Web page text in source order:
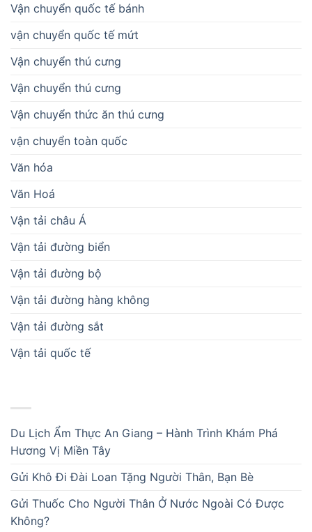
Vận chuyển quốc tế bánh
vận chuyển quốc tế mứt
Vận chuyển thú cưng
Vận chuyển thú cưng
Vận chuyển thức ăn thú cưng
vận chuyển toàn quốc
Văn hóa
Văn Hoá
Vận tải châu Á
Vận tải đường biển
Vận tải đường bộ
Vận tải đường hàng không
Vận tải đường sắt
Vận tải quốc tế
Du Lịch Ẩm Thực An Giang – Hành Trình Khám Phá
Hương Vị Miền Tây
Gửi Khô Đi Đài Loan Tặng Người Thân, Bạn Bè
Gửi Thuốc Cho Người Thân Ở Nước Ngoài Có Được
Không?